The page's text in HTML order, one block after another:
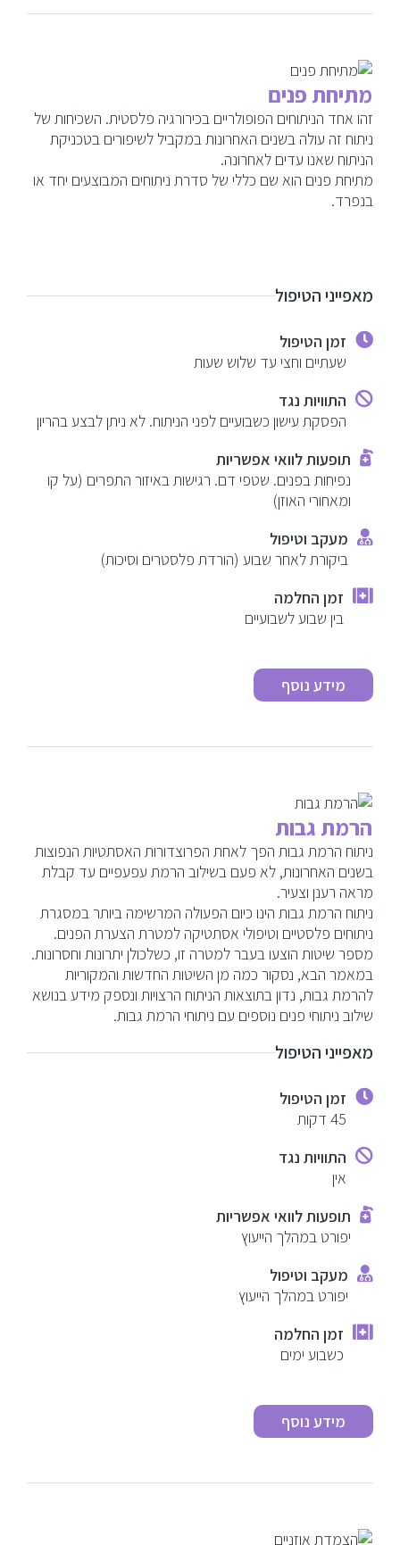
מתיחת פנים
זהו אחד הניתוחים הפופולריים בכירורגיה פלסטית. השכיחות של
ניתוח זה עולה בשנים האחרונות במקביל לשיפורים בטכניקת
הניתוח שאנו עדים לאחרונה.
מתיחת פנים הוא שם כללי של סדרת ניתוחים המבוצעים יחד או
בנפרד.
מאפייני הטיפול
זמן הטיפול
שעתיים וחצי עד שלוש שעות
התוויות נגד
הפסקת עישון כשבועיים לפני הניתוח. לא ניתן לבצע בהריון
תופעות לוואי אפשריות
נפיחות בפנים. שטפי דם. רגישות באיזור התפרים (על קו
ומאחורי האוזן)
מעקב וטיפול
ביקורת לאחר שבוע (הורדת פלסטרים וסיכות)
זמן החלמה
בין שבוע לשבועיים
מידע נוסף
הרמת גבות
ניתוח הרמת גבות הפך לאחת הפרוצדורות האסתטיות הנפוצות
בשנים האחרונות, לא פעם בשילוב הרמת עפעפיים עד קבלת
מראה רענן וצעיר.
ניתוח הרמת גבות הינו כיום הפעולה המרשימה ביותר במסגרת
ניתוחים פלסטיים וטיפולי אסתטיקה למטרת הצערת הפנים.
מספר שיטות הוצעו בעבר למטרה זו, כשלכולן יתרונות וחסרונות.
במאמר הבא, נסקור כמה מן השיטות החדשות והמקוריות
להרמת גבות, נדון בתוצאות הניתוח הרצויות ונספק מידע בנושא
שילוב ניתוחי פנים נוספים עם ניתוחי הרמת גבות.
מאפייני הטיפול
זמן הטיפול
45 דקות
התוויות נגד
אין
תופעות לוואי אפשריות
יפורט במהלך הייעוץ
מעקב וטיפול
יפורט במהלך הייעוץ
זמן החלמה
כשבוע ימים
מידע נוסף